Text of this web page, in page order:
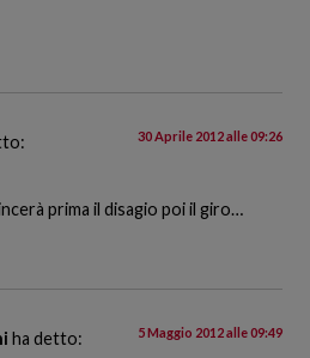
30 Aprile 2012 alle 09:26
prima il disagio poi il giro…
ha detto: 5 Maggio 2012 alle 09:49